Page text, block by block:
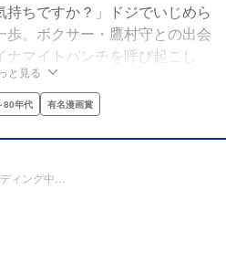
持ちですか？」ドジでいじめら
。ボクサー・鷹村守との出会
マイトパンチを呼び起こし
抱き、鷹村と同じ鴨川ジムの門
つけるための挑戦が今始ま
と見る
80年代 有名漫画賞
ィング中…